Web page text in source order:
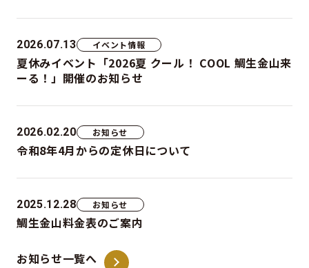
2026.07.13 イベント情報
夏休みイベント「2026夏 クール！ COOL 鯛生金山来
ーる！」開催のお知らせ
2026.02.20 お知らせ
令和8年4月からの定休日について
2025.12.28 お知らせ
鯛生金山料金表のご案内
お知らせ一覧へ